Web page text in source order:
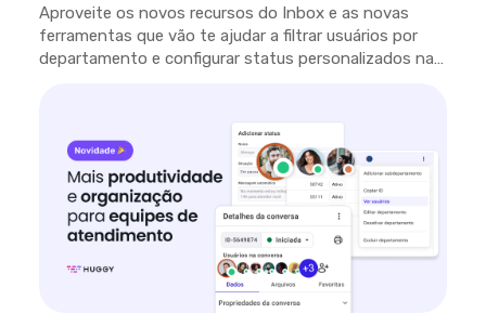
Aproveite os novos recursos do Inbox e as novas
ferramentas que vão te ajudar a filtrar usuários por
departamento e configurar status personalizados na